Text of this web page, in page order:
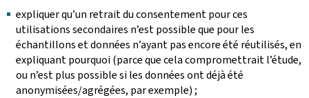
expliquer qu’un retrait du consentement pour ces
utilisations secondaires n’est possible que pour les
échantillons et données n’ayant pas encore été réutilisés, en
expliquant pourquoi (parce que cela compromettrait l’étude,
ou n’est plus possible si les données ont déjà été
anonymisées/agrégées, par exemple) ;